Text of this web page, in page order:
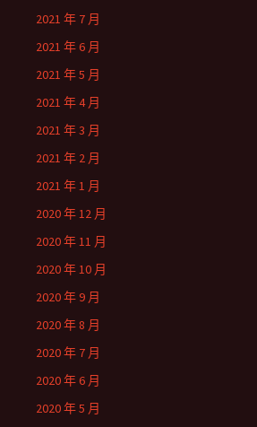
2021 年 7 月
2021 年 6 月
2021 年 5 月
2021 年 4 月
2021 年 3 月
2021 年 2 月
2021 年 1 月
2020 年 12 月
2020 年 11 月
2020 年 10 月
2020 年 9 月
2020 年 8 月
2020 年 7 月
2020 年 6 月
2020 年 5 月